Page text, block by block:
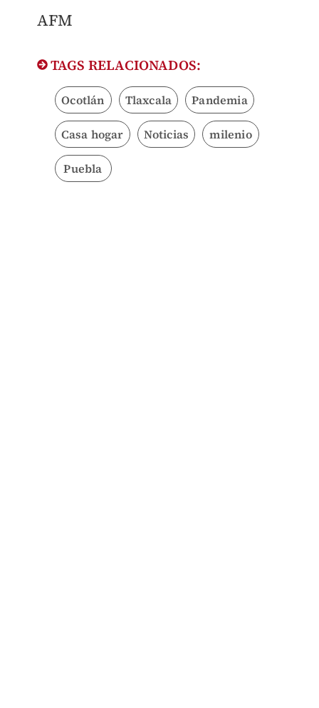
AFM
TAGS RELACIONADOS:
Ocotlán Tlaxcala Pandemia
Casa hogar Noticias milenio
Puebla